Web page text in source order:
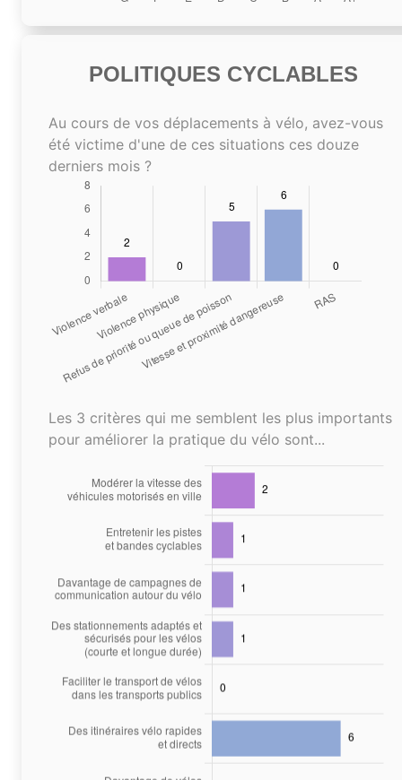
POLITIQUES CYCLABLES
Au cours de vos déplacements à vélo, avez-vous
été victime d'une de ces situations ces douze
derniers mois ?
Les 3 critères qui me semblent les plus importants
pour améliorer la pratique du vélo sont...